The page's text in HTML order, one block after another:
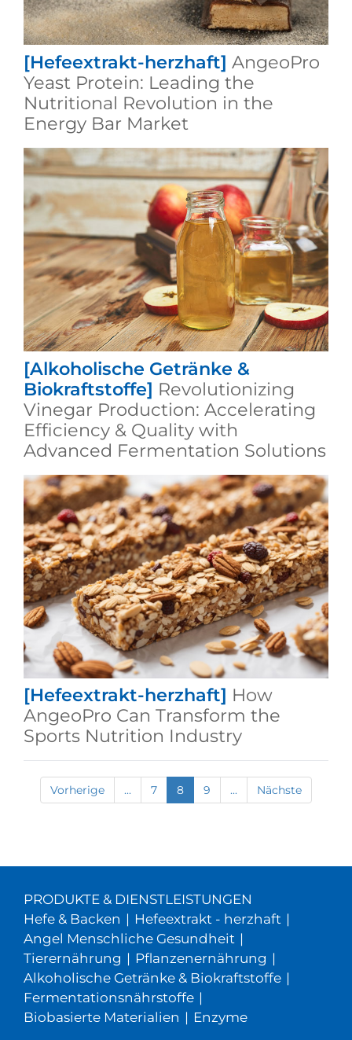
[Hefeextrakt-herzhaft] AngeoPro
Yeast Protein: Leading the
Nutritional Revolution in the
Energy Bar Market
[Alkoholische Getränke &
Biokraftstoffe] Revolutionizing
Vinegar Production: Accelerating
Efficiency & Quality with
Advanced Fermentation Solutions
[Hefeextrakt-herzhaft] How
AngeoPro Can Transform the
Sports Nutrition Industry
Vorherige ... 7 8 9 ... Nächste
PRODUKTE & DIENSTLEISTUNGEN
Hefe & Backen | Hefeextrakt - herzhaft |
Angel Menschliche Gesundheit |
Tierernährung | Pflanzenernährung |
Alkoholische Getränke & Biokraftstoffe |
Fermentationsnährstoffe |
Biobasierte Materialien | Enzyme